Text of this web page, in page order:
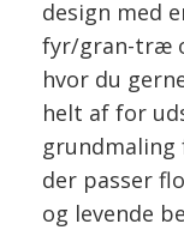
design med
fyr/gran-træ
hvor du
helt af for
grundmaling
der passer
og levende